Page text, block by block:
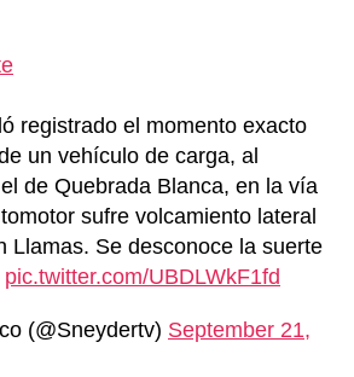
registrado el momento exacto
un vehículo de carga, al
de Quebrada Blanca, en la vía
sufre volcamiento lateral
Llamas. Se desconoce la suerte
pic.twitter.com/UBDLWkF1fd
(@Sneydertv) September 21,